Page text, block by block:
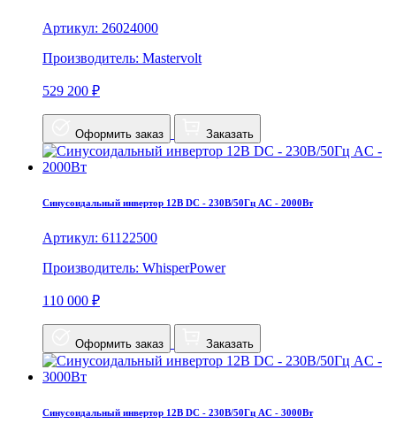
Артикул: 26024000
Производитель: Mastervolt
529 200 ₽
Оформить заказ Заказать
Синусоидальный инвертор 12В DC - 230В/50Гц AC - 2000Вт
Артикул: 61122500
Производитель: WhisperPower
110 000 ₽
Оформить заказ Заказать
Синусоидальный инвертор 12В DC - 230В/50Гц AC - 3000Вт